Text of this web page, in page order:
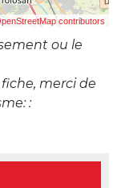
contributors
ou le
merci de
: